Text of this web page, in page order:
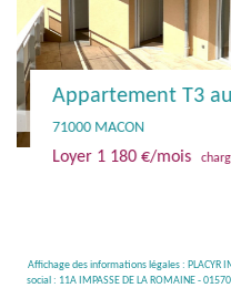
71000 MACON
Loyer 1 180 €/mois
Affichage des informations légales : PLACYR
social : 11A IMPASSE DE LA ROMAINE -